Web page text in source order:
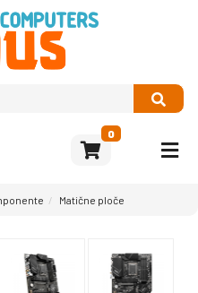
0
Matične ploče